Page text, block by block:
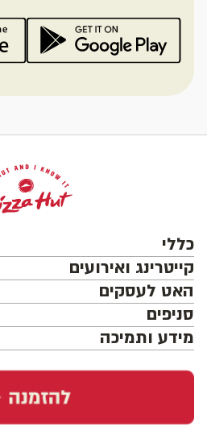
כללי
קייטרינג ואירועים
האט לעסקים
סניפים
מידע ותמיכה